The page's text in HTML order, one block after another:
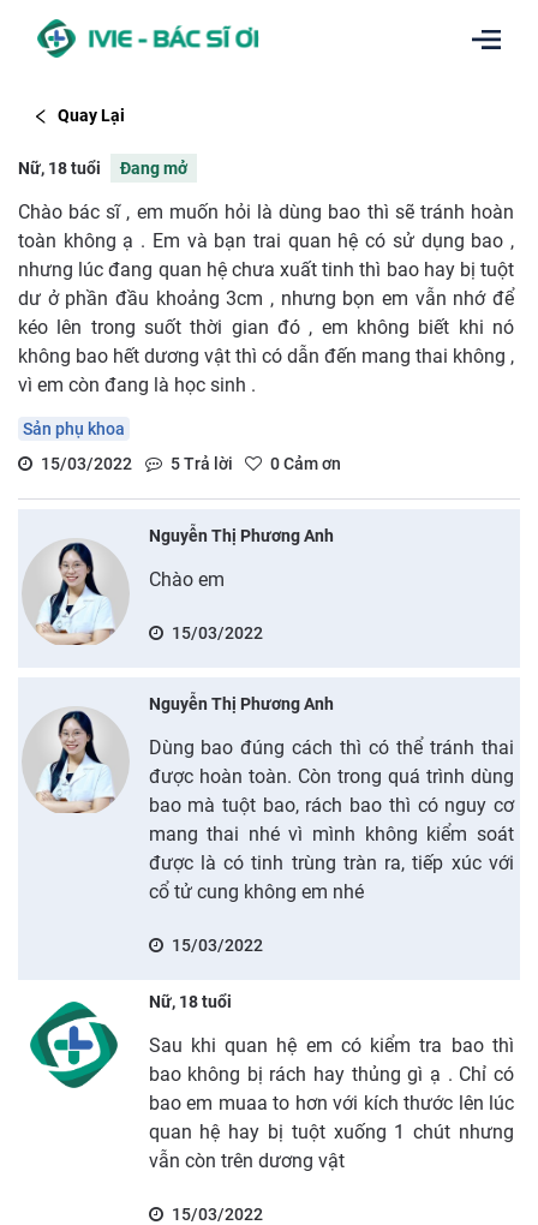
Quay Lại
Nữ, 18 tuổi Đang mở
Chào bác sĩ , em muốn hỏi là dùng bao thì sẽ tránh hoàn
toàn không ạ . Em và bạn trai quan hệ có sử dụng bao ,
nhưng lúc đang quan hệ chưa xuất tinh thì bao hay bị tuột
dư ở phần đầu khoảng 3cm , nhưng bọn em vẫn nhớ để
kéo lên trong suốt thời gian đó , em không biết khi nó
không bao hết dương vật thì có dẫn đến mang thai không ,
vì em còn đang là học sinh .
Sản phụ khoa
15/03/2022
5Trả lời 0Cảm ơn
Nguyễn Thị Phương Anh
Chào em
15/03/2022
Nguyễn Thị Phương Anh
Dùng bao đúng cách thì có thể tránh thai
được hoàn toàn. Còn trong quá trình dùng
bao mà tuột bao, rách bao thì có nguy cơ
mang thai nhé vì mình không kiểm soát
được là có tinh trùng tràn ra, tiếp xúc với
cổ tử cung không em nhé
15/03/2022
Nữ, 18 tuổi
Sau khi quan hệ em có kiểm tra bao thì
bao không bị rách hay thủng gì ạ . Chỉ có
bao em muaa to hơn với kích thước lên lúc
quan hệ hay bị tuột xuống 1 chút nhưng
vẫn còn trên dương vật
15/03/2022